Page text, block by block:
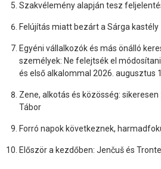
Szakvélemény alapján tesz
Felújítás miatt bezárt a Sárga kastély
Egyéni vállalkozók és más önálló
személyek: Ne felejtsék el
és első alkalommal 2026. augusztus
Zene, alkotás és közösség: sikeresen
Tábor
Forró napok következnek,
Először a kezdőben: Jenčuš és